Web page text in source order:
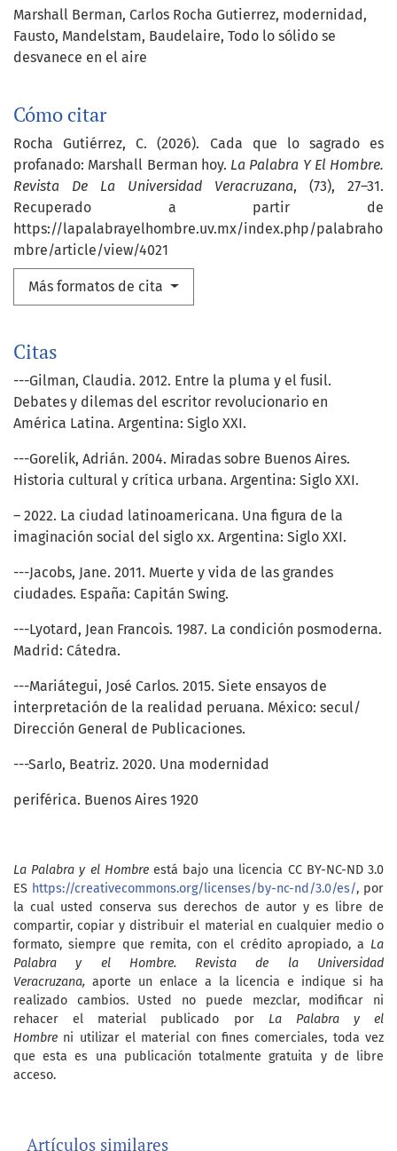
Marshall Berman Carlos Rocha Gutierrez modernidad
Fausto Mandelstam Baudelaire Todo lo sólido se
desvanece en el aire
Cómo citar
Rocha Gutiérrez, C. (2026). Cada que lo sagrado es
profanado: Marshall Berman hoy. La Palabra Y El Hombre.
Revista De La Universidad Veracruzana, (73), 27–31.
Recuperado a partir de
https://lapalabrayelhombre.uv.mx/index.php/palabraho
mbre/article/view/4021
Más formatos de cita
Citas
---Gilman, Claudia. 2012. Entre la pluma y el fusil.
Debates y dilemas del escritor revolucionario en
América Latina. Argentina: Siglo XXI.
---Gorelik, Adrián. 2004. Miradas sobre Buenos Aires.
Historia cultural y crítica urbana. Argentina: Siglo XXI.
– 2022. La ciudad latinoamericana. Una figura de la
imaginación social del siglo xx. Argentina: Siglo XXI.
---Jacobs, Jane. 2011. Muerte y vida de las grandes
ciudades. España: Capitán Swing.
---Lyotard, Jean Francois. 1987. La condición posmoderna.
Madrid: Cátedra.
---Mariátegui, José Carlos. 2015. Siete ensayos de
interpretación de la realidad peruana. México: secul/
Dirección General de Publicaciones.
---Sarlo, Beatriz. 2020. Una modernidad
periférica. Buenos Aires 1920
La Palabra y el Hombreestá bajo una licencia CC BY-NC-ND 3.0
ES https://creativecommons.org/licenses/by-nc-nd/3.0/es/, por
la cual usted conserva sus derechos de autor y es libre de
compartir, copiar y distribuir el material en cualquier medio o
formato, siempre que remita, con el crédito apropiado, a La
Palabra y el Hombre. Revista de la Universidad
Veracruzana, aporte un enlace a la licencia e indique si ha
realizado cambios. Usted no puede mezclar, modificar ni
rehacer el material publicado por La Palabra y el
Hombre ni utilizar el material con fines comerciales, toda vez
que esta es una publicación totalmente gratuita y de libre
acceso.
Artículos similares